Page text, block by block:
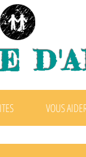
VOUS